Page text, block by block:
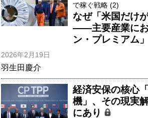
で稼ぐ戦略 (2)
なぜ「米国だけ
――主要産業にお
ン・プレミアム
2026年2月19日
羽生田慶介
経済安保の核心
機」、その現実
にあり